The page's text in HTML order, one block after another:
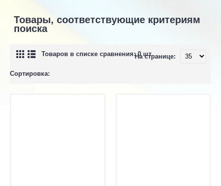
Товары, соответствующие критериям
поиска
Товаров в списке сравнения: 0 шт.На странице:
Сортировка: